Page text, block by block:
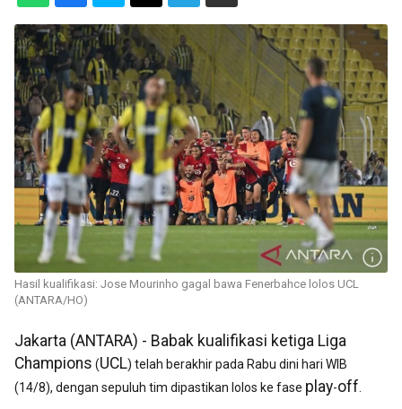
Hasil kualifikasi: Jose Mourinho gagal bawa Fenerbahce lolos UCL
(ANTARA/HO)
Jakarta (ANTARA) - Babak kualifikasi ketiga Liga
Champions (UCL) telah berakhir pada Rabu dini hari WIB
(14/8), dengan sepuluh tim dipastikan lolos ke fase play-off.